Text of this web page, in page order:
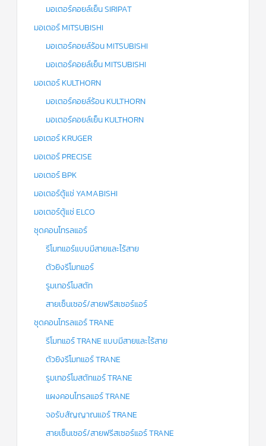
มอเตอร์คอยล์เย็น SIRIPAT
มอเตอร์ MITSUBISHI
มอเตอร์คอยล์ร้อน MITSUBISHI
มอเตอร์คอยล์เย็น MITSUBISHI
มอเตอร์ KULTHORN
มอเตอร์คอยล์ร้อน KULTHORN
มอเตอร์คอยล์เย็น KULTHORN
มอเตอร์ KRUGER
มอเตอร์ PRECISE
มอเตอร์ BPK
มอเตอร์ตู้แช่ YAMABISHI
มอเตอร์ตู้แช่ ELCO
ชุดคอนโทรลแอร์
รีโมทแอร์แบบมีสายและไร้สาย
ตัวยิงรีโมทแอร์
รูมเทอร์โมสตัท
สายเซ็นเซอร์/สายฟรีสเซอร์แอร์
ชุดคอนโทรลแอร์ TRANE
รีโมทแอร์ TRANE แบบมีสายและไร้สาย
ตัวยิงรีโมทแอร์ TRANE
รูมเทอร์โมสตัทแอร์ TRANE
แผงคอนโทรลแอร์ TRANE
จอรับสัญญาณแอร์ TRANE
สายเซ็นเซอร์/สายฟรีสเซอร์แอร์ TRANE